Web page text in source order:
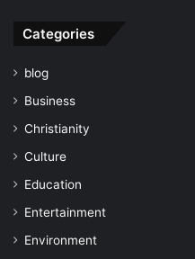
Categories
blog
Business
Christianity
Culture
Education
Entertainment
Environment